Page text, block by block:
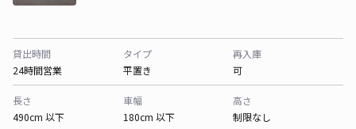
貸出時間
24時間営業
タイプ
平置き
再入庫
可
長さ
490cm 以下
車幅
180cm 以下
高さ
制限なし